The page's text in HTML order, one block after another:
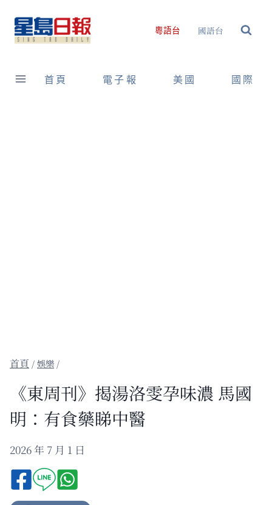
content
粵語台 國語台
首頁 電子報 美國 國際
/娛樂 /
《東周刊》揭湯洛雯孕味濃 馬國
明：有食藥睇中醫
2026 年 7 月 1 日